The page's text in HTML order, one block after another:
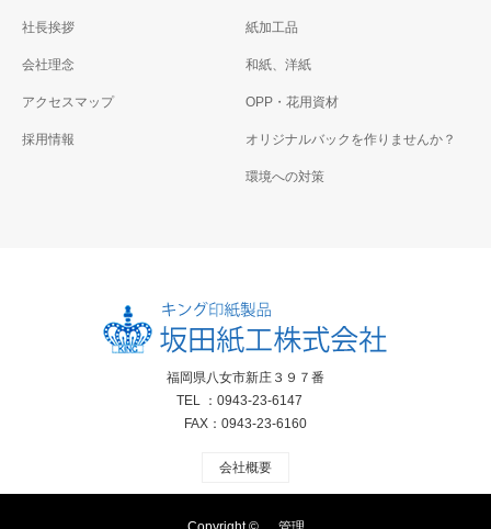
社長挨拶
会社理念
アクセスマップ
採用情報
紙加工品
和紙、洋紙
OPP・花用資材
オリジナルバックを作りませんか？
環境への対策
福岡県八女市新庄３９７番
TEL ：0943-23-6147
FAX：0943-23-6160
会社概要